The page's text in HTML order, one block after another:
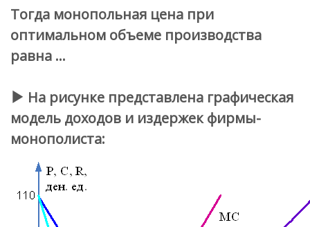
Тогда монопольная цена при
оптимальном объеме производства
равна …
На рисунке представлена графическая
модель доходов и издержек фирмы-
монополиста: